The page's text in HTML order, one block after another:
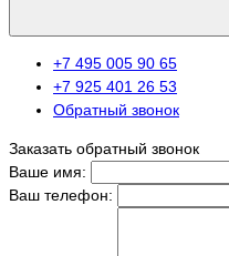
+7 495 005 90 65
+7 925 401 26 53
Обратный звонок
Заказать обратный звонок
Ваше имя:
Ваш телефон: